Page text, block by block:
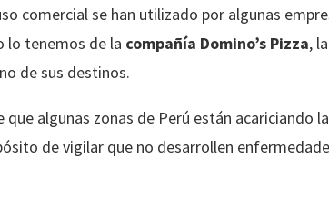
comercial se han utilizado por algunas
lo tenemos de la compañía Domino’s Pizza,
de sus destinos.
que algunas zonas de Perú están acariciando
de vigilar que no desarrollen